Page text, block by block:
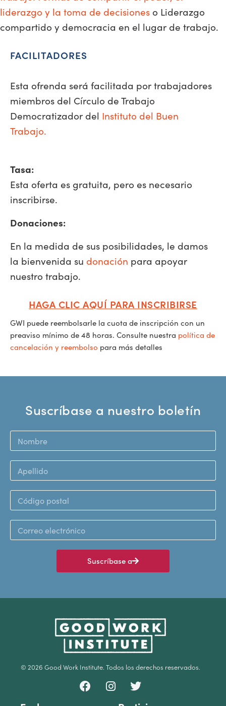
liderazgo y la toma de decisioneso Liderazgo
compartido y democracia en el lugar de trabajo.
FACILITADORES
Esta ofrenda será facilitada por trabajadores
miembros del Círculo de Trabajo
Democratizador del Instituto del Buen
Trabajo.
Tasa:
Esta oferta es gratuita, pero es necesario
inscribirse.
Donaciones:
En la medida de sus posibilidades, le damos
la bienvenida su donación para apoyar
nuestro trabajo.
HAGA CLIC AQUÍ PARA INSCRIBIRSE
GWI puede reembolsarle la cuota de inscripción con un
preaviso mínimo de 48 horas. Consulte nuestra política de
cancelación y reembolso para más detalles
Suscríbase a nuestro boletín
Suscríbase a
© 2026 Good Work Institute. Todos los derechos reservados.